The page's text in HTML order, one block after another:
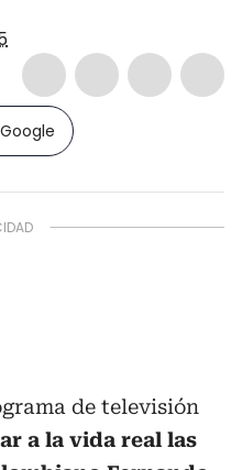
de televisión
a la vida real las